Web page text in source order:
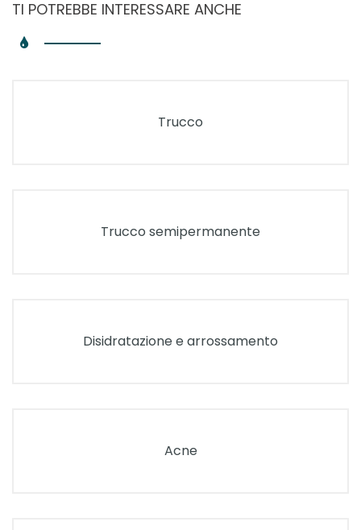
TI POTREBBE INTERESSARE ANCHE
Trucco
Trucco semipermanente
Disidratazione e arrossamento
Acne